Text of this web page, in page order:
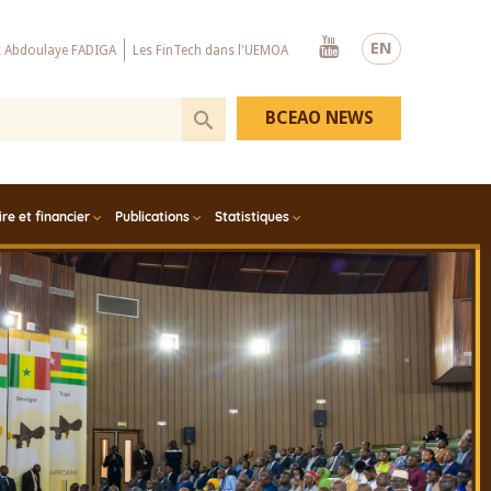
EN
Abdoulaye FADIGA Les FinTech dans l'UEMOA
Youtube
et financier Publications Statistiques
BCEAO NEWS